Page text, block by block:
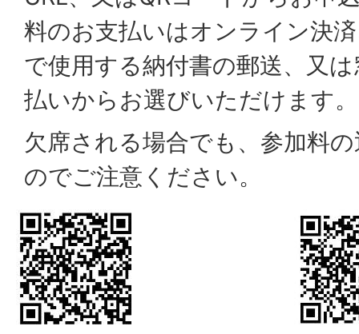
料のお支払いはオンライン決
で使用する納付書の郵送、又
払いからお選びいただけます。
欠席される場合でも、参加料
のでご注意ください。